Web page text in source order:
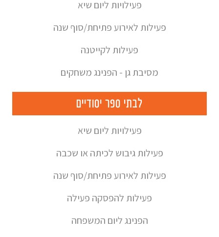
פעילויות ליום שיא
פעילות לאירוע פתיחת/סוף שנה
פעילות לקייטנה
מסיבת גן - הפנינג משחקים
לבתי ספר יסודיים
פעילויות ליום שיא
פעילות גיבוש לכיתה או שכבה
פעילות לאירוע פתיחת/סוף שנה
פעילות להפסקה פעילה
הפנינג ליום המשפחה